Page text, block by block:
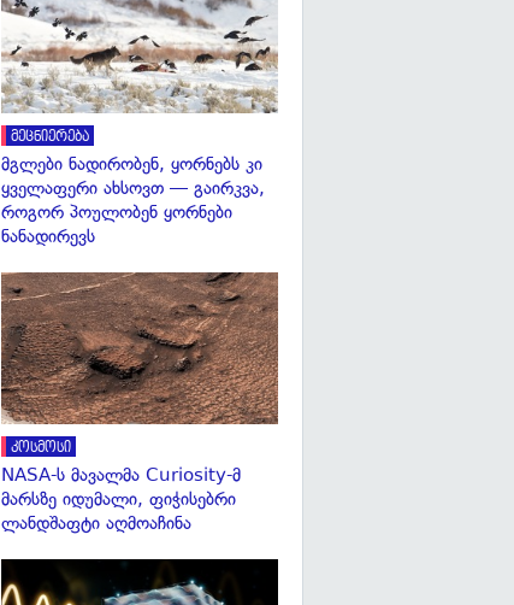
მეცნიერება
მგლები ნადირობენ, ყორნებს კი
ყველაფერი ახსოვთ — გაირკვა,
როგორ პოულობენ ყორნები
ნანადირევს
კოსმოსი
NASA-ს მავალმა Curiosity-მ
მარსზე იდუმალი, ფიჭისებრი
ლანდშაფტი აღმოაჩინა